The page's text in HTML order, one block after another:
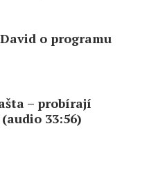
o programu
– probírají
33:56)